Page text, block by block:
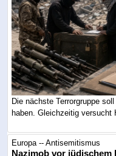
Die nächste Terrorgruppe
haben. Gleichzeitig versucht
Europa -- Antisemitismus
Nazimob vor jüdischem